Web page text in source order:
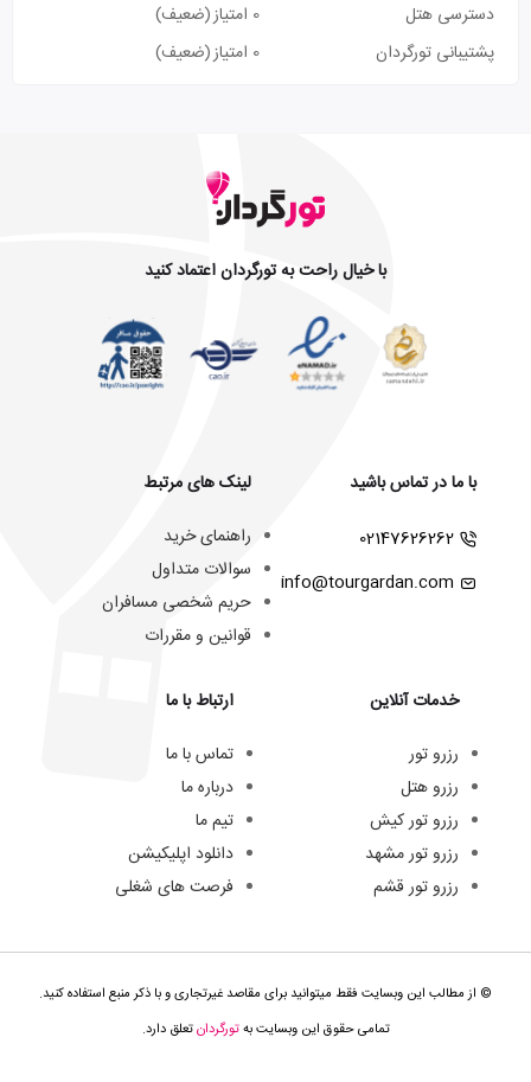
دسترسی هتل
0 امتیاز
(ضعیف)
پشتیبانی تورگردان
0 امتیاز (ضعیف)
با خیال راحت به تورگردان اعتماد کنید
با ما در تماس باشید
02147626262
info@tourgardan.com
خدمات آنلاین
رزرو تور
رزرو هتل
رزرو تور کیش
رزرو تور مشهد
رزرو تور قشم
لینک های مرتبط
راهنمای خرید
سوالات متداول
حریم شخصی مسافران
قوانین و مقررات
ارتباط با ما
تماس با ما
درباره ما
تیم ما
دانلود اپلیکیشن
فرصت های شغلی
© از مطالب این وبسایت فقط میتوانید برای مقاصد غیرتجاری و با ذکر منبع استفاده کنید.
تمامی حقوق این وبسایت بهتورگردانتعلق دارد.